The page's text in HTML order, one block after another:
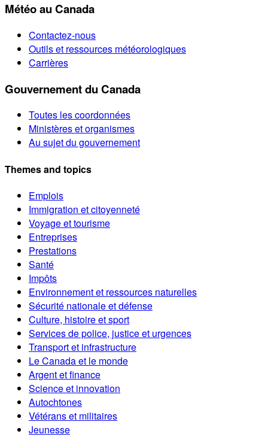
Météo au Canada
Contactez-nous
Outils et ressources météorologiques
Carrières
Gouvernement du Canada
Toutes les coordonnées
Ministères et organismes
Au sujet du gouvernement
Themes and topics
Emplois
Immigration et citoyenneté
Voyage et tourisme
Entreprises
Prestations
Santé
Impôts
Environnement et ressources naturelles
Sécurité nationale et défense
Culture, histoire et sport
Services de police, justice et urgences
Transport et infrastructure
Le Canada et le monde
Argent et finance
Science et innovation
Autochtones
Vétérans et militaires
Jeunesse